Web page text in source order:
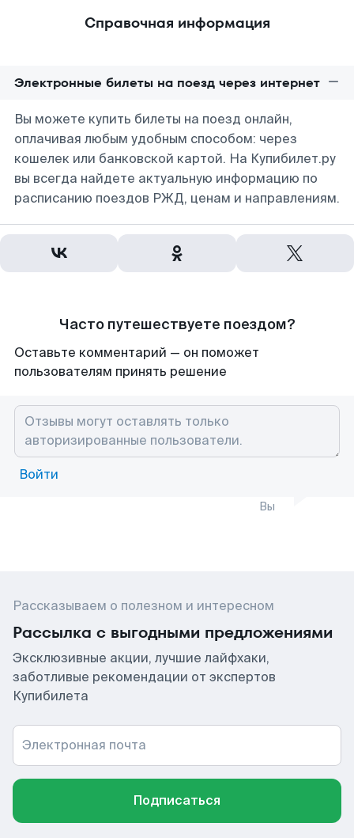
Справочная информация
Электронные билеты на поезд через интернет
Вы можете купить билеты на поезд онлайн,
оплачивая любым удобным способом: через
кошелек или банковской картой. На Купибилет.ру
вы всегда найдете актуальную информацию по
расписанию поездов РЖД, ценам и направлениям.
Часто путешествуете поездом?
Оставьте комментарий — он поможет
пользователям принять решение
Войти
Вы
Рассказываем о полезном и интересном
Рассылка с выгодными предложениями
Эксклюзивные акции, лучшие лайфхаки,
заботливые рекомендации от экспертов
Купибилета
Электронная почта
Подписаться